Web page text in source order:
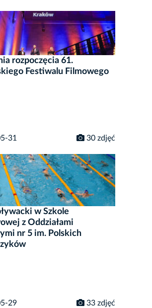
rozpoczęcia 61.
Festiwalu Filmowego
31 30 zdjęć
w Szkole
z Oddziałami
nr 5 im. Polskich
29 33 zdjęć